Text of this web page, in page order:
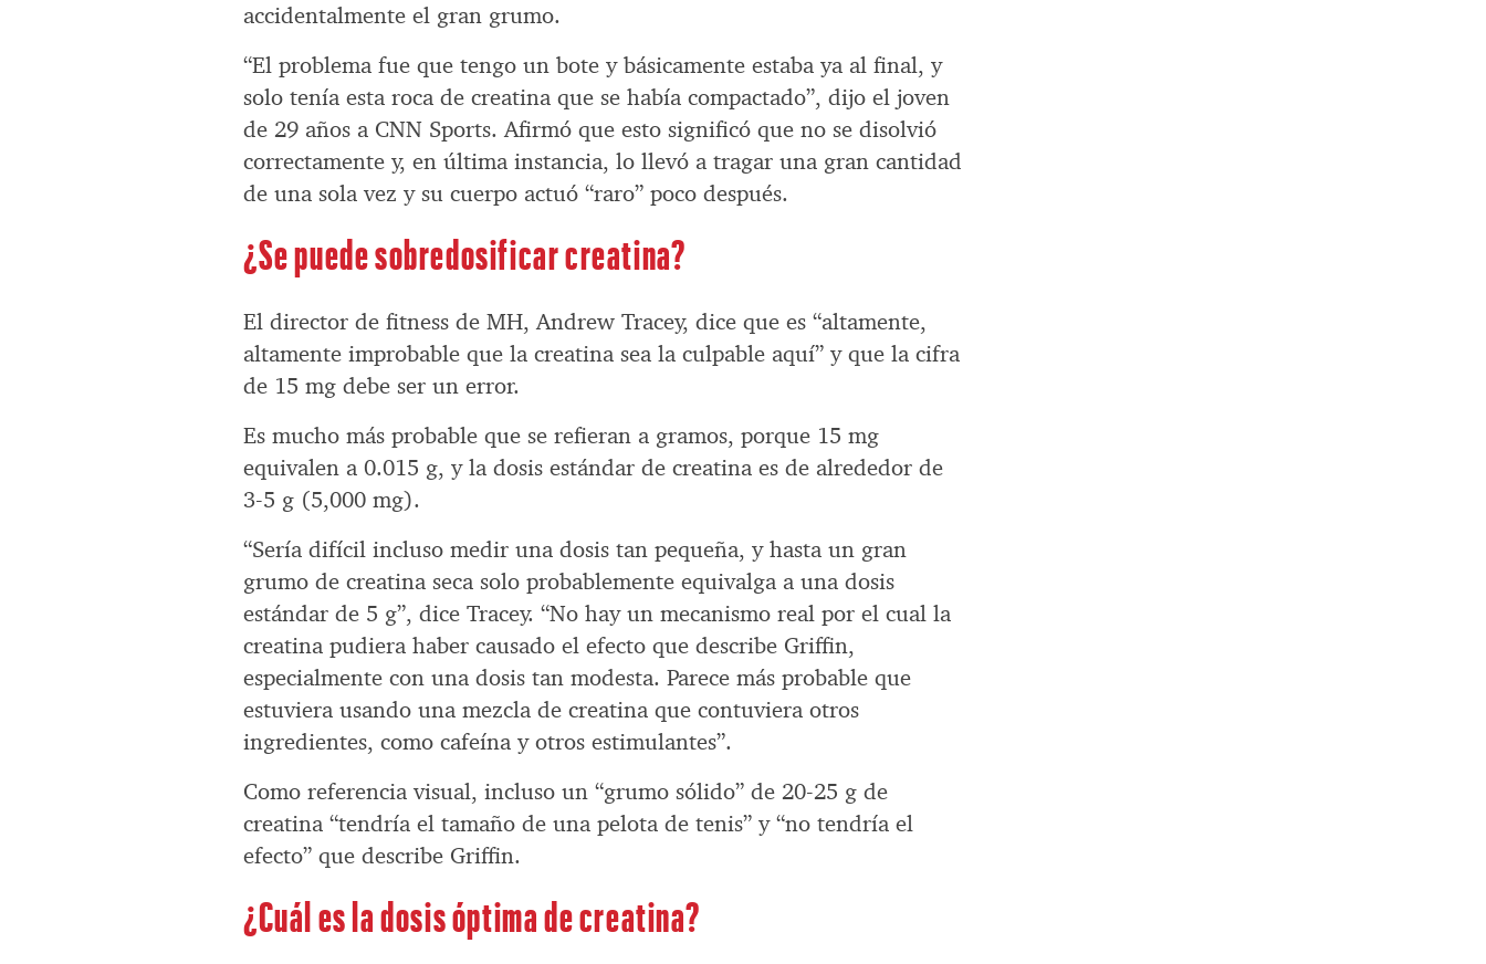
accidentalmente el gran grumo.
“El problema fue que tengo un bote y básicamente estaba ya al final, y
solo tenía esta roca de creatina que se había compactado”, dijo el joven
de 29 años a CNN Sports. Afirmó que esto significó que no se disolvió
correctamente y, en última instancia, lo llevó a tragar una gran cantidad
de una sola vez y su cuerpo actuó “raro” poco después.
¿Se puede sobredosificar creatina?
El director de fitness de MH, Andrew Tracey, dice que es “altamente,
altamente improbable que la creatina sea la culpable aquí” y que la cifra
de 15 mg debe ser un error.
Es mucho más probable que se refieran a gramos, porque 15 mg
equivalen a 0.015 g, y la dosis estándar de creatina es de alrededor de
3-5 g (5,000 mg).
“Sería difícil incluso medir una dosis tan pequeña, y hasta un gran
grumo de creatina seca solo probablemente equivalga a una dosis
estándar de 5 g”, dice Tracey. “No hay un mecanismo real por el cual la
creatina pudiera haber causado el efecto que describe Griffin,
especialmente con una dosis tan modesta. Parece más probable que
estuviera usando una mezcla de creatina que contuviera otros
ingredientes, como cafeína y otros estimulantes”.
Como referencia visual, incluso un “grumo sólido” de 20-25 g de
creatina “tendría el tamaño de una pelota de tenis” y “no tendría el
efecto” que describe Griffin.
¿Cuál es la dosis óptima de creatina?